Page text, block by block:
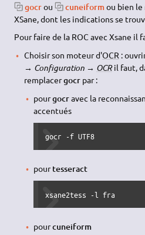
gocrou cuneiform ou bien
XSane, dont les indications se
Pour faire de la ROC avec Xsane il
Choisir son moteur d'OCR :
→ Configuration → OCRil faut,
remplacergocrpar :
pourgocravec la
accentués
gocr -f UTF8
pourtesseract
xsane2tess -l fra
pourcuneiform